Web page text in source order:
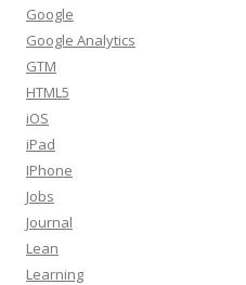
Google
Google Analytics
GTM
HTML5
iOS
iPad
IPhone
Jobs
Journal
Lean
Learning